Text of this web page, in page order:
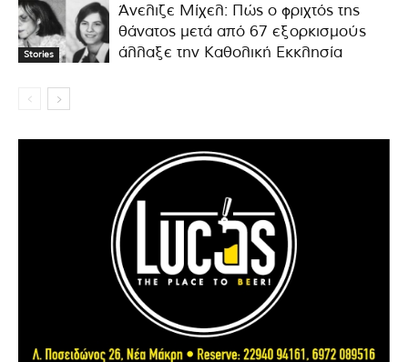
Stories
Άνελιζε Μίχελ: Πώς ο φριχτός της
θάνατος μετά από 67 εξορκισμούς
άλλαξε την Καθολική Εκκλησία